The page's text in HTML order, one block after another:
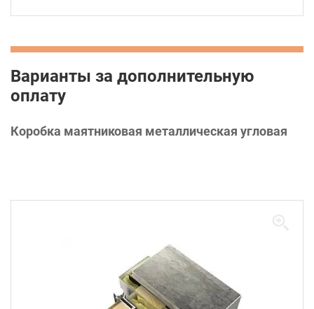
Варианты за дополнительную
оплату
Коробка маятниковая металлическая угловая